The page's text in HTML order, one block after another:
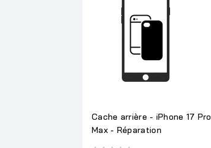
Cache arrière - iPhone 17 Pro
Max - Réparation